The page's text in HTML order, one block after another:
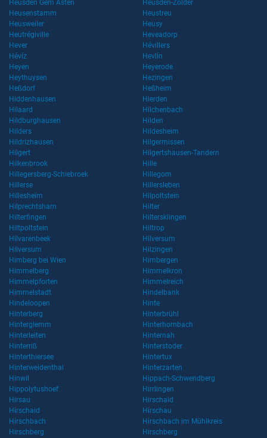
Heusden Gem Asten
Heusden-Zolder
Heusenstamm
Heustreu
Heusweiler
Heusy
Heutrégiville
Heveadorp
Hever
Hévillers
Hévíz
Hevlín
Heyen
Heyerode
Heythuysen
Hezingen
Heßdorf
Heßheim
Hiddenhausen
Hierden
Hilaard
Hilchenbach
Hildburghausen
Hilden
Hilders
Hildesheim
Hildrizhausen
Hilgermissen
Hilgert
Hilgertshausen-Tandern
Hilkenbrook
Hille
Hillegersberg-Schiebroek
Hillegom
Hillerse
Hillersleben
Hillesheim
Hilpoltstein
Hilprechtsham
Hilter
Hilterfingen
Hiltersklingen
Hiltpoltstein
Hiltrop
Hilvarenbeek
Hilversum
Hilversum
Hilzingen
Himberg bei Wien
Himbergen
Himmelberg
Himmelkron
Himmelpforten
Himmelreich
Himmelstadt
Hindelbank
Hindeloopen
Hinte
Hinterberg
Hinterbrühl
Hinterglemm
Hinterhornbach
Hinterleiten
Hinternah
Hinterriß
Hinterstoder
Hinterthiersee
Hintertux
Hinterweidenthal
Hinterzarten
Hinwil
Hippach-Schwendberg
Hippolytushoef
Hirrlingen
Hirsau
Hirschaid
Hirschaid
Hirschau
Hirschbach
Hirschbach im Mühlkreis
Hirschberg
Hirschberg